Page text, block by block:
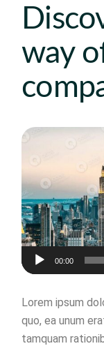
way
Audio
Player
00:00
Lorem ipsum
quo, ea unum
tamquam